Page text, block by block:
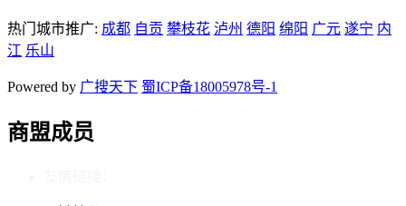
热门城市推广: 成都 自贡 攀枝花 泸州 德阳 绵阳 广元 遂宁 内
江 乐山
Powered by 广搜天下 蜀ICP备18005978号-1
商盟成员